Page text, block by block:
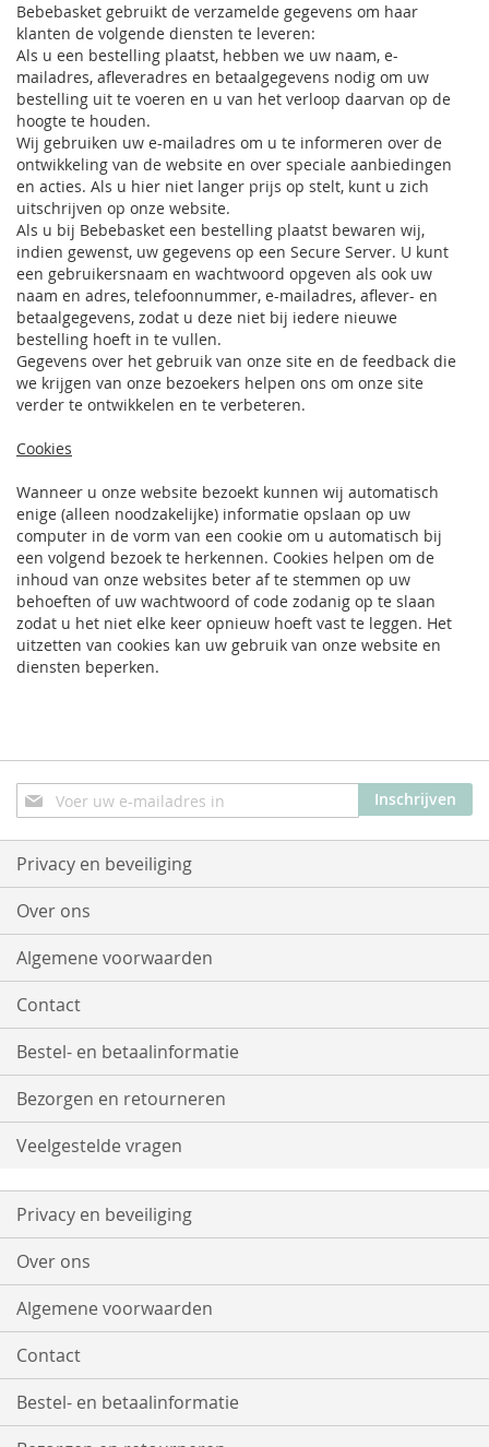
Bebebasket gebruikt de verzamelde gegevens om haar
klanten de volgende diensten te leveren:
Als u een bestelling plaatst, hebben we uw naam, e-
mailadres, afleveradres en betaalgegevens nodig om uw
bestelling uit te voeren en u van het verloop daarvan op de
hoogte te houden.
Wij gebruiken uw e-mailadres om u te informeren over de
ontwikkeling van de website en over speciale aanbiedingen
en acties. Als u hier niet langer prijs op stelt, kunt u zich
uitschrijven op onze website.
Als u bij Bebebasket een bestelling plaatst bewaren wij,
indien gewenst, uw gegevens op een Secure Server. U kunt
een gebruikersnaam en wachtwoord opgeven als ook uw
naam en adres, telefoonnummer, e-mailadres, aflever- en
betaalgegevens, zodat u deze niet bij iedere nieuwe
bestelling hoeft in te vullen.
Gegevens over het gebruik van onze site en de feedback die
we krijgen van onze bezoekers helpen ons om onze site
verder te ontwikkelen en te verbeteren.
Cookies
Wanneer u onze website bezoekt kunnen wij automatisch
enige (alleen noodzakelijke) informatie opslaan op uw
computer in de vorm van een cookie om u automatisch bij
een volgend bezoek te herkennen. Cookies helpen om de
inhoud van onze websites beter af te stemmen op uw
behoeften of uw wachtwoord of code zodanig op te slaan
zodat u het niet elke keer opnieuw hoeft vast te leggen. Het
uitzetten van cookies kan uw gebruik van onze website en
diensten beperken.
Abonneer
u
op
onze
nieuwsbrief
Inschrijven
Privacy en beveiliging
Over ons
Algemene voorwaarden
Contact
Bestel- en betaalinformatie
Bezorgen en retourneren
Veelgestelde vragen
Privacy en beveiliging
Over ons
Algemene voorwaarden
Contact
Bestel- en betaalinformatie